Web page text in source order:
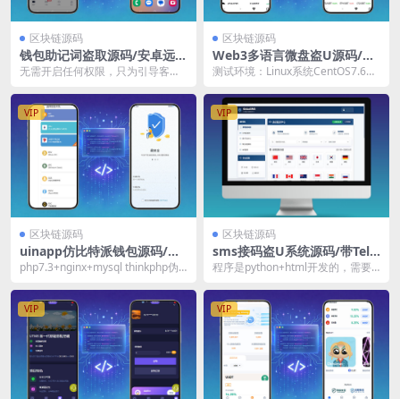
区块链源码
钱包助记词盗取源码/安卓远
控/安卓弹窗系统程序源码/实
无需开启任何权限，只为引导客户
各大主流钱包，皆会自...
区块链源码
Web3多语言微盘盗U源码/授
权盗U源码/贷款/秒合约/挖矿
测试环境：Linux系统CentOS7.6、
VIP
区块链源码
uinapp仿比特派钱包源码/假
钱包源码/一比一高仿
php7.3+nginx+mysql thinkphp伪
VIP
区块链源码
sms接码盗U系统源码/带Tele
gram通知机器人/python+ht
程序是python+html开发的，需要
的问题已经...
VIP VIP